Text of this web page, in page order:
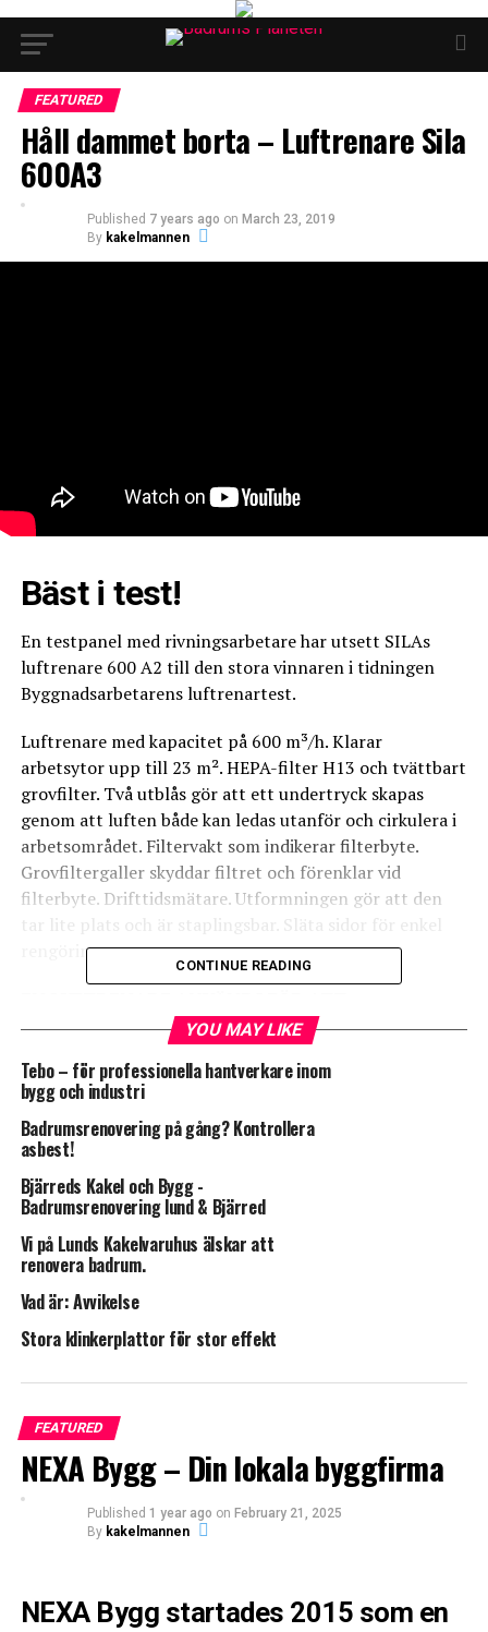
FEATURED
Håll dammet borta – Luftrenare Sila
600A3
Published 7 years ago on March 23, 2019
By kakelmannen
Bäst i test!
En testpanel med rivningsarbetare har utsett SILAs
luftrenare 600 A2 till den stora vinnaren i tidningen
Byggnadsarbetarens luftrenartest.
Luftrenare med kapacitet på 600 m³/h. Klarar
arbetsytor upp till 23 m². HEPA-filter H13 och tvättbart
grovfilter. Två utblås gör att ett undertryck skapas
genom att luften både kan ledas utanför och cirkulera i
arbetsområdet. Filtervakt som indikerar filterbyte.
Grovfiltergaller skyddar filtret och förenklar vid
filterbyte. Drifttidsmätare. Utformningen gör att den
tar lite plats och är staplingsbar. Släta sidor för enkel
rengöring.
• Eliminera hälsovådligt damm
• Begränsa dammspridning
• Skapa en bättre arbetsmiljö
Bonusen är minskade städ- och personalkostnader.
HEPA-filter
HEPA (High Efficiency Particulate Arresting)-filter är en
typ av högeffektiva luftfilter som filtrerar bort minst
99,95% av luftburna partiklar som har en storlek av
minst 0,3 mikrometer i diameter.
Den först filtret togs fram på 40-talet för att förhindra
spridning av luftburna radioaktiva ämnen.
https://www.tebo.se/luftrenare-sila-600a3/article
Leave your vote
Points
CONTINUE READING
YOU MAY LIKE
Tebo – för professionella hantverkare inom
bygg och industri
Badrumsrenovering på gång? Kontrollera
asbest!
Bjärreds Kakel och Bygg -
Badrumsrenovering lund & Bjärred
Vi på Lunds Kakelvaruhus älskar att
renovera badrum.
Vad är: Avvikelse
Stora klinkerplattor för stor effekt
FEATURED
NEXA Bygg – Din lokala byggfirma
Published 1 year ago on February 21, 2025
By kakelmannen
NEXA Bygg startades 2015 som en